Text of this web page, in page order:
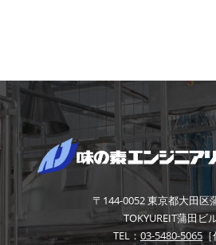
〒144-0052東京都大田区
TOKYUREIT蒲田ビ
TEL： 03-5480-5065